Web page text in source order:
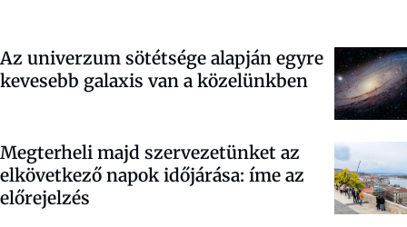
Az univerzum sötétsége alapján egyre
kevesebb galaxis van a közelünkben
Megterheli majd szervezetünket az
elkövetkező napok időjárása: íme az
előrejelzés